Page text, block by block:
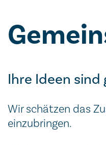
Ihre Ideen sind
Wir schätzen das
einzubringen.